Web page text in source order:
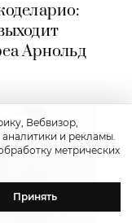
Арнольд
Вебвизор,
и рекламы.
метрических
Принять